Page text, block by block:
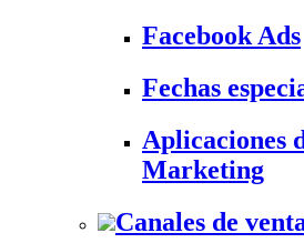
Facebook Ads
Fechas
Aplicaciones
Marketing
Canales de